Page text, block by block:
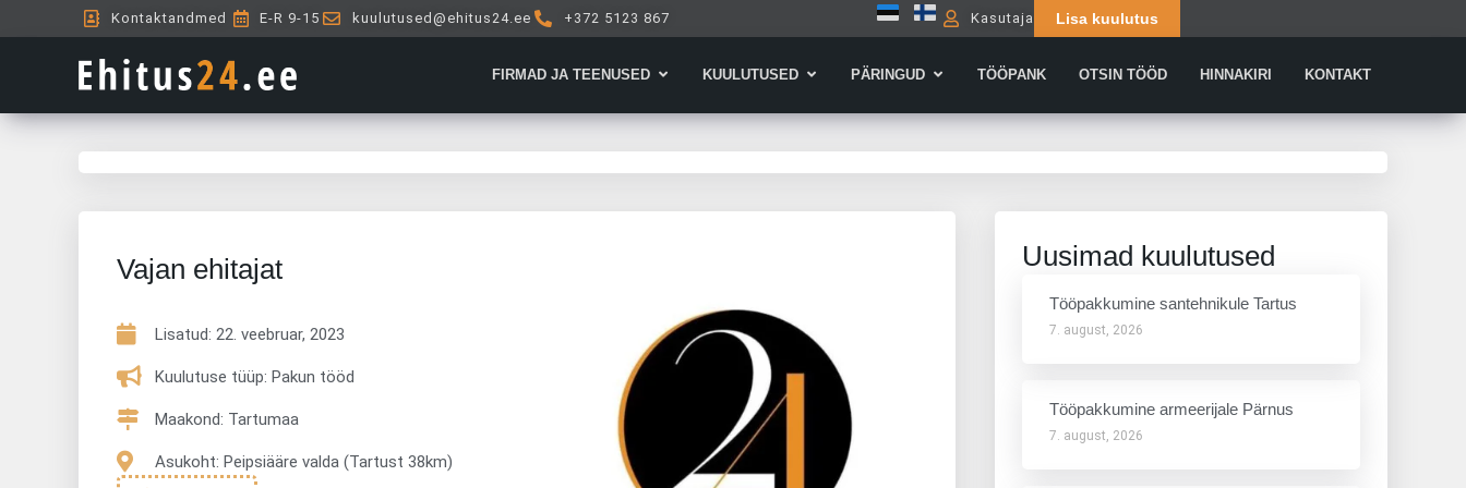
to
Kontaktandmed E-R 9-15 kuulutused@ehitus24.ee +372 5123 867 Kasutaja Lisa kuulutus
FIRMAD JA TEENUSED Open Firmad ja teenused
KUULUTUSED Open Kuulutused
PÄRINGUD Open Päringud
TÖÖPANK OTSIN TÖÖD HINNAKIRI KONTAKT
Vajan ehitajat
Lisatud: 22. veebruar, 2023
Kuulutuse tüüp: Pakun tööd
Maakond: Tartumaa
Asukoht: Peipsiääre valda (Tartust 38km)
Uusimad kuulutused
Tööpakkumine santehnikule Tartus
7. august, 2026
Tööpakkumine armeerijale Pärnus
7. august, 2026